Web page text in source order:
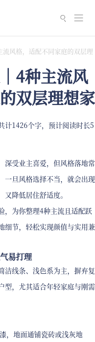
切
换
导
航
风格，适配不同家庭的双层理
4种主流风
双层理想家
计1426个字，预计阅读时长5
深受业主喜爱，但风格落地常
一旦风格选择不当，就会出现
降低居住舒适度。
，为你整理4种主流且适配跃
细节，轻松实现颜值与实用兼
易打理
洁线条、浅色系为主，摒弃复
型，尤其适合年轻家庭与刚需
，地面通铺瓷砖或浅灰地